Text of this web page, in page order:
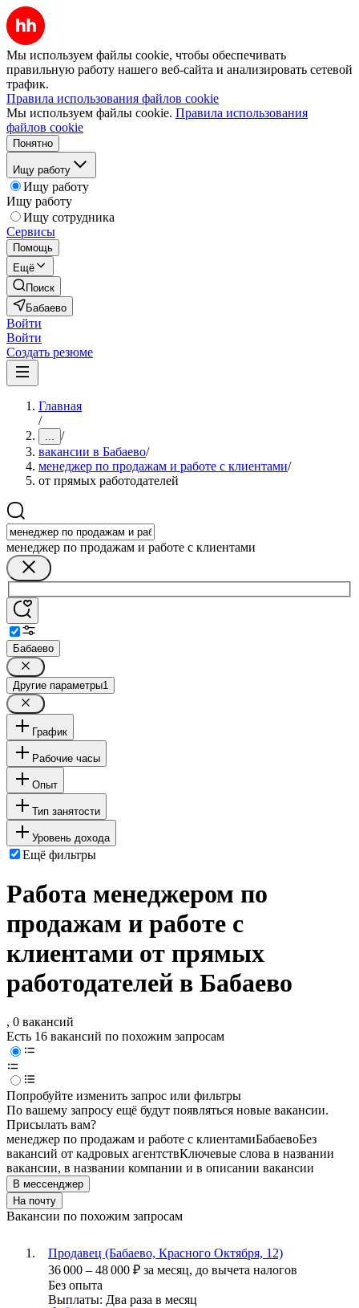
Мы используем файлы cookie, чтобы обеспечивать
правильную работу нашего веб-сайта и анализировать сетевой
трафик.
Правила использования файлов cookie
Мы используем файлы cookie. Правила использования
файлов cookie
Понятно
Ищу работу
Ищу работу
Ищу работу
Ищу сотрудника
Сервисы
Помощь
Ещё
Поиск
Бабаево
Войти
Войти
Создать резюме
Главная
/
... /
вакансии в Бабаево/
менеджер по продажам и работе с клиентами/
от прямых работодателей
менеджер по продажам и работе с клиентами
Бабаево
Другие параметры1
График
Рабочие часы
Опыт
Тип занятости
Уровень дохода
Ещё фильтры
Работа менеджером по
продажам и работе с
клиентами от прямых
работодателей в Бабаево
, 0 вакансий
Есть 16 вакансий по похожим запросам
Попробуйте изменить запрос или фильтры
По вашему запросу ещё будут появляться новые вакансии.
Присылать вам?
менеджер по продажам и работе с клиентамиБабаевоБез
вакансий от кадровых агентствКлючевые слова в названии
вакансии, в названии компании и в описании вакансии
В мессенджер
На почту
Вакансии по похожим запросам
Продавец (Бабаево, Красного Октября, 12)
36 000 – 48 000 ₽ за месяц, до вычета налогов
Без опыта
Выплаты: Два раза в месяц